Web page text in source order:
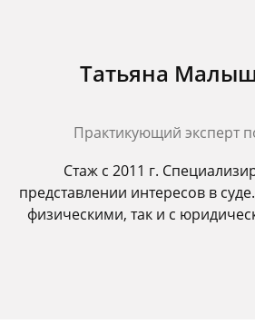
Татьяна
Практикующий эксперт
Стаж с 2011 г.
представлении интересов в
физическими, так и с